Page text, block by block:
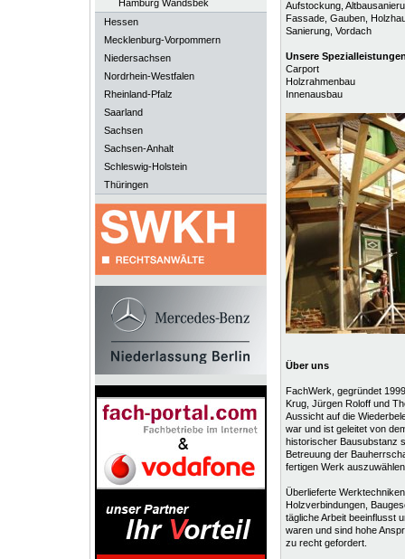
Hamburg Wandsbek
Hessen
Mecklenburg-Vorpommern
Niedersachsen
Nordrhein-Westfalen
Rheinland-Pfalz
Saarland
Sachsen
Sachsen-Anhalt
Schleswig-Holstein
Thüringen
Aufstockung,
Fassade, Gauben,
Sanierung, Vordach
Unsere
Carport
Holzrahmenbau
Innenausbau
Über uns
FachWerk, gegründet
Krug, Jürgen Roloff und
Aussicht auf die
war und ist geleitet von
historischer Bausubstanz
Betreuung der
fertigen Werk
Überlieferte
Holzverbindungen,
tägliche Arbeit beeinflusst
waren und sind hohe
zu recht gefordert.